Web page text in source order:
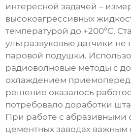
интересной задачей –
высокоагрессивных
температурой до +200°С.
ультразвуковые датчики не
паровой подушки.
радиоволновые методы с
охлаждением
решение оказалось
потребовало доработки
При работе с абразивными
цементных заводах важным